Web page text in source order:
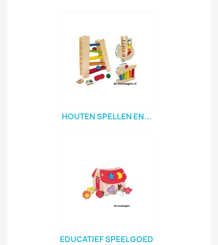
HOUTEN SPELLEN EN...
EDUCATIEF SPEELGOED